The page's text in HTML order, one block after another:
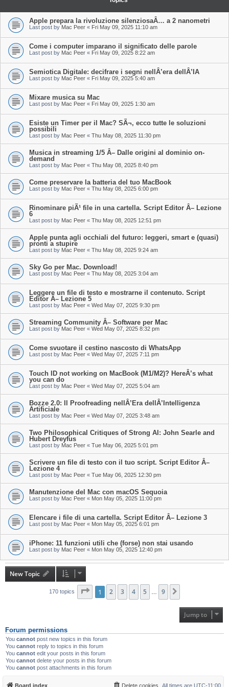
Apple prepara la rivoluzione silenziosaÂ… a 2 nanometri
Last post by Mac Peer « Fri May 09, 2025 11:10 am
Come i computer imparano il significato delle parole
Last post by Mac Peer « Fri May 09, 2025 8:22 am
Semiotica Digitale: decifrare i segni nellÂ’era dellÂ’IA
Last post by Mac Peer « Fri May 09, 2025 5:40 am
Mixare musica su Mac
Last post by Mac Peer « Fri May 09, 2025 1:30 am
Esiste un Timer per il Mac? SÃ¬, ecco tutte le soluzioni
possibili
Last post by Mac Peer « Thu May 08, 2025 11:30 pm
Musica in streaming 1/5 Â– Dalle origini al dominio on-
demand
Last post by Mac Peer « Thu May 08, 2025 8:40 pm
Come preservare la batteria del tuo MacBook
Last post by Mac Peer « Thu May 08, 2025 6:00 pm
Rinominare piÃ¹ file in una cartella. Script Editor Â– Lezione
6
Last post by Mac Peer « Thu May 08, 2025 12:51 pm
Apple punta agli occhiali del futuro: leggeri, smart e (quasi)
pronti a stupire
Last post by Mac Peer « Thu May 08, 2025 9:24 am
Sky Go per Mac. Download!
Last post by Mac Peer « Thu May 08, 2025 3:04 am
Leggere un file di testo e mostrarne il contenuto. Script
Editor Â– Lezione 5
Last post by Mac Peer « Wed May 07, 2025 9:30 pm
Streaming Community Â– Software per Mac
Last post by Mac Peer « Wed May 07, 2025 8:32 pm
Come svuotare il cestino nascosto di WhatsApp
Last post by Mac Peer « Wed May 07, 2025 7:11 pm
Touch ID not working on MacBook (M1/M2)? HereÂ’s what
you can do
Last post by Mac Peer « Wed May 07, 2025 5:04 am
Bozze 2.0: Il Proofreading nellÂ’Era dellÂ’Intelligenza
Artificiale
Last post by Mac Peer « Wed May 07, 2025 3:48 am
Two Philosophical Critiques of Strong AI: John Searle and
Hubert Dreyfus
Last post by Mac Peer « Tue May 06, 2025 5:01 pm
Scrivere un file di testo con il tuo script. Script Editor Â–
Lezione 4
Last post by Mac Peer « Tue May 06, 2025 12:30 pm
Manutenzione del Mac con macOS Sequoia
Last post by Mac Peer « Mon May 05, 2025 11:00 pm
Elencare i file di una cartella. Script Editor Â– Lezione 3
Last post by Mac Peer « Mon May 05, 2025 6:01 pm
iPhone: 11 funzioni utili che (forse) non stai usando
Last post by Mac Peer « Mon May 05, 2025 12:40 pm
New Topic
170 topics Page of 9
1 2 3 4 5 9
Jump to
Forum permissions
You cannot post new topics in this forum
You cannot reply to topics in this forum
You cannot edit your posts in this forum
You cannot delete your posts in this forum
You cannot post attachments in this forum
Board index All times are UTC-11:00
Delete cookies